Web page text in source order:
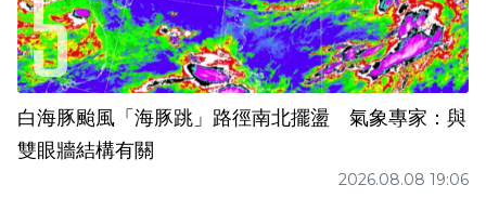
白海豚颱風「海豚跳」路徑南北擺盪 氣象專家：與
雙眼牆結構有關
2026.08.08 19:06